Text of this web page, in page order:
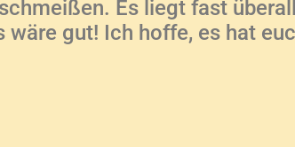
Es liegt fast überall
gut! Ich hoffe, es hat